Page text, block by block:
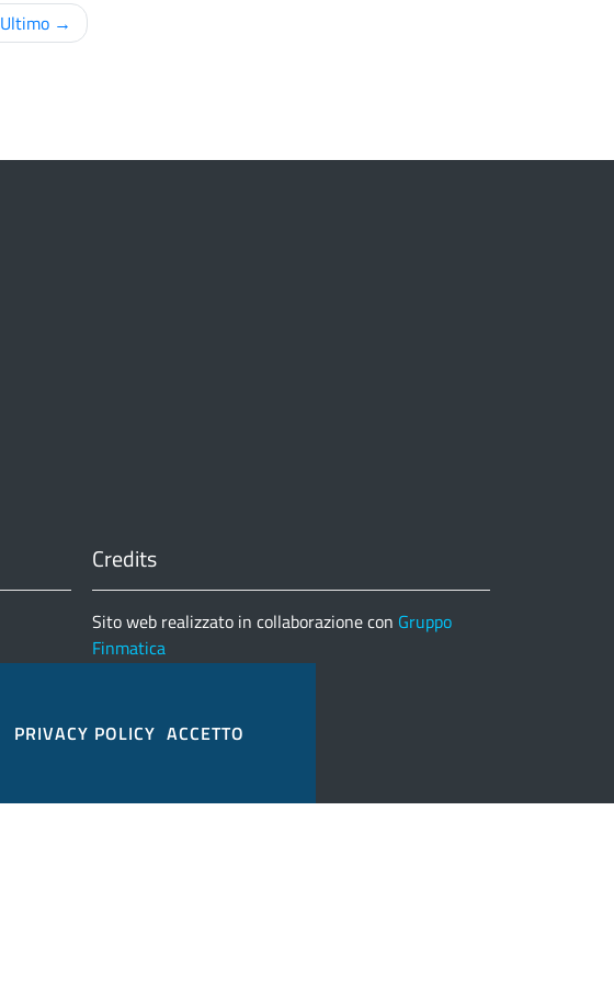
Ultimo →
Credits
Sito web realizzato in collaborazione con Gruppo
Finmatica
PRIVACY POLICY ACCETTO